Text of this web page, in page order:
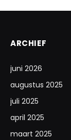
ARCHIEF
juni 2026
augustus 2025
juli 2025
april 2025
maart 2025